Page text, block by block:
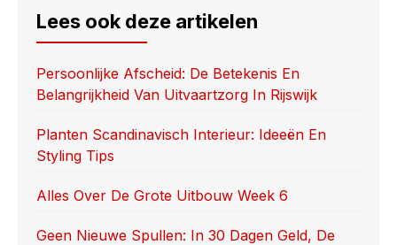
e
b
o
o
k
o
d
o
n
e
Lees ook deze artikelen
Persoonlijke Afscheid: De Betekenis En
Belangrijkheid Van Uitvaartzorg In Rijswijk
Planten Scandinavisch Interieur: Ideeën En
Styling Tips
Alles Over De Grote Uitbouw Week 6
Geen Nieuwe Spullen: In 30 Dagen Geld, De